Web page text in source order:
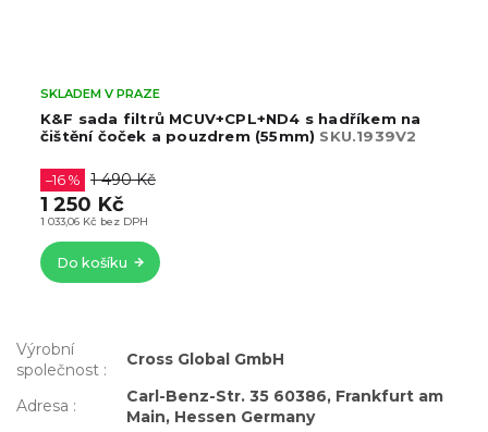
K&F sada filtrů MCUV+CPL+ND4 s hadříkem na
čištění čoček a pouzdrem (55mm)SKU.1939V2
SKLADEM V PRAZE
1 033,06 Kč bez DPH
–16 % 1 490 Kč
1 250 Kč
Do košíku
Výrobní
společnost :
Cross Global GmbH
Adresa :
Carl-Benz-Str. 35 60386, Frankfurt am
Main, Hessen Germany